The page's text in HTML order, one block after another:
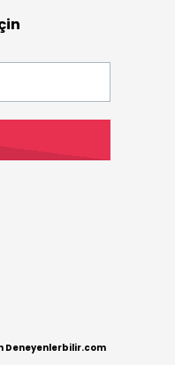
Deneyenlerbilir.com